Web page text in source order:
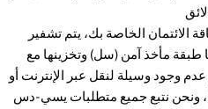
الائتمان الخاصة بك، يتم تشفير
طبقة مأخذ آمن (سل) وتخزينها مع
من عدم وجود وسيلة لنقل عبر الإنترنت أو
هو 100٪ آمنة، ونحن نتبع جميع متطلبات يسي-دس